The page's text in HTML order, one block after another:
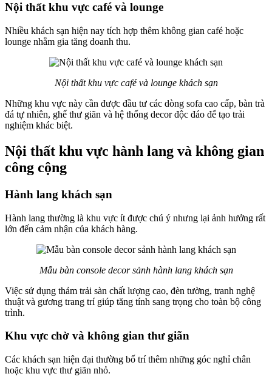
Nội thất khu vực café và lounge
Nhiều khách sạn hiện nay tích hợp thêm không gian café hoặc
lounge nhằm gia tăng doanh thu.
Nội thất khu vực café và lounge khách sạn
Những khu vực này cần được đầu tư các dòng sofa cao cấp, bàn trà
đá tự nhiên, ghế thư giãn và hệ thống decor độc đáo để tạo trải
nghiệm khác biệt.
Nội thất khu vực hành lang và không gian
công cộng
Hành lang khách sạn
Hành lang thường là khu vực ít được chú ý nhưng lại ảnh hưởng rất
lớn đến cảm nhận của khách hàng.
Mẫu bàn console decor sảnh hành lang khách sạn
Việc sử dụng thảm trải sàn chất lượng cao, đèn tường, tranh nghệ
thuật và gương trang trí giúp tăng tính sang trọng cho toàn bộ công
trình.
Khu vực chờ và không gian thư giãn
Các khách sạn hiện đại thường bố trí thêm những góc nghỉ chân
hoặc khu vực thư giãn nhỏ.